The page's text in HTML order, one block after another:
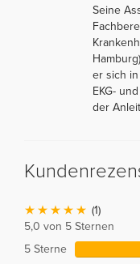
Seine
er sich
EKG-
der
(1)
5,0 von 5 Sternen
5 Sterne